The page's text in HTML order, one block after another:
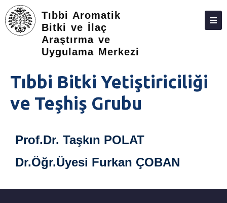
Tıbbi Aromatik
Bitki ve İlaç
Araştırma ve
Uygulama Merkezi
HAKKIMIZDA
AKADEMIK KADRO
FAALIYETLERIMIZ
Tıbbi Bitki Yetiştiriciliği
ve Teşhiş Grubu
Prof.Dr. Taşkın POLAT
Dr.Öğr.Üyesi Furkan ÇOBAN